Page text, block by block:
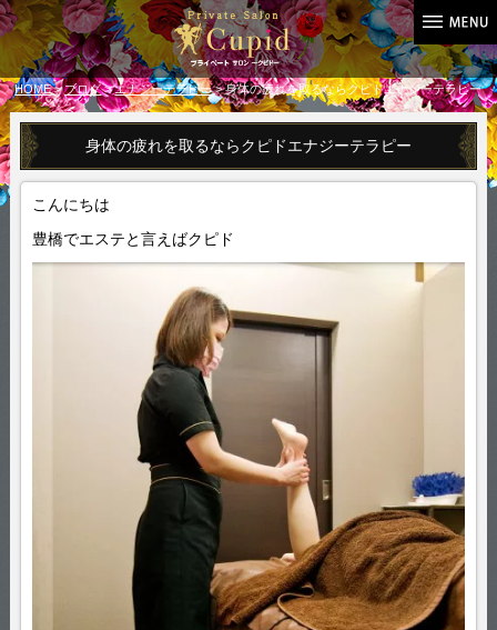
HOME>ブログ>エナジーテラピー> 身体の疲れを取るならクピドエナジーテラピー
身体の疲れを取るならクピドエナジーテラピー
こんにちは
豊橋でエステと言えばクピド